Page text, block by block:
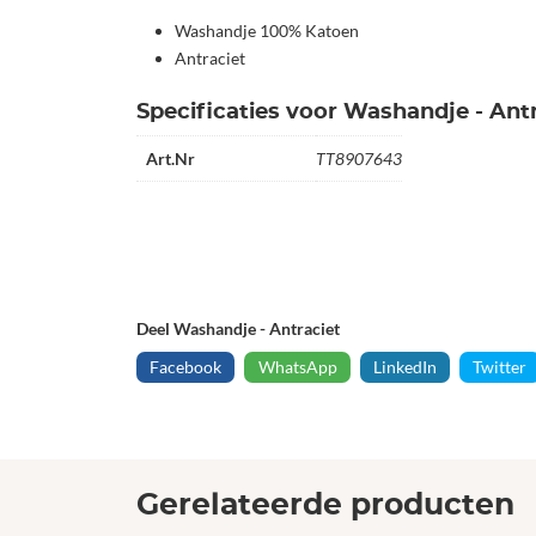
Washandje 100% Katoen
Antraciet
Specificaties voor Washandje -
Art.Nr TT8907643
Deel Washandje - Antraciet
Facebook
WhatsApp LinkedIn Twitter
Gerelateerde producten